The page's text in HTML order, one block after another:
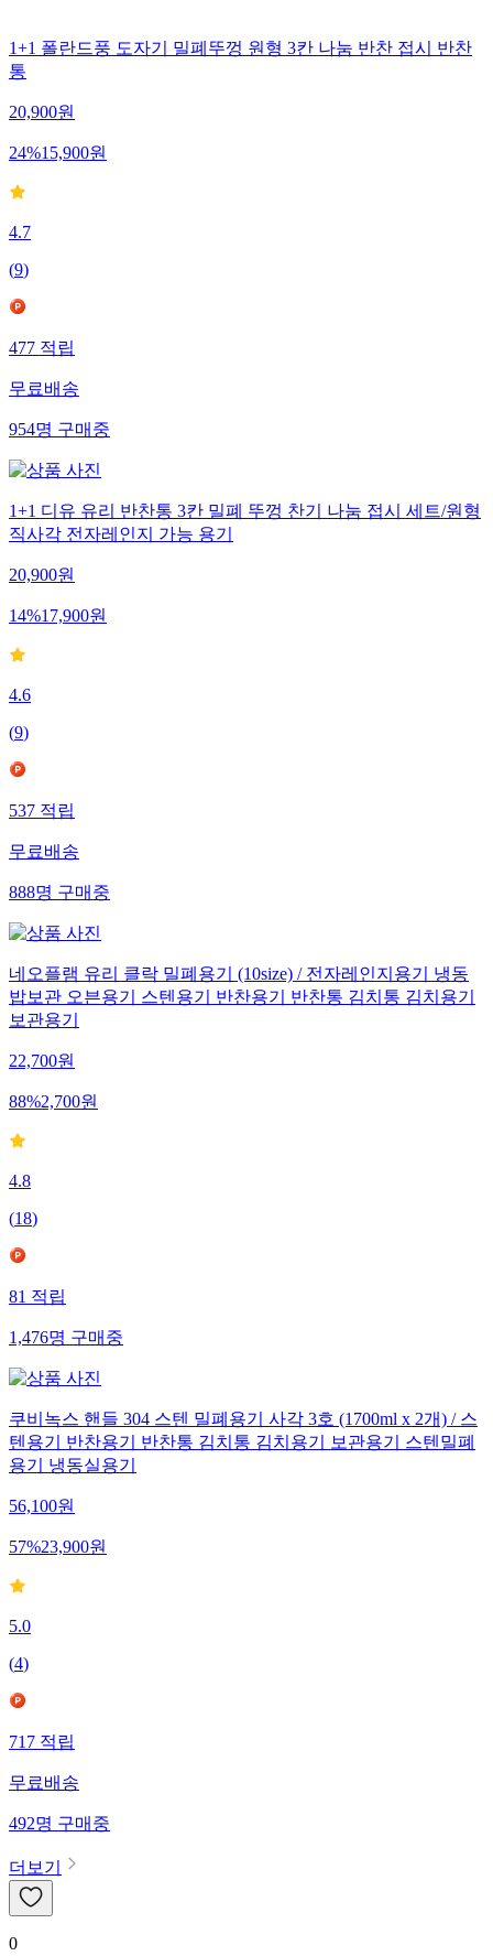
1+1 폴란드풍 도자기 밀폐뚜껑 원형 3칸 나눔 반찬 접시 반찬
통
20,900원
24%15,900원
4.7
(9)
477적립
무료배송
954명구매중
1+1 디유 유리 반찬통 3칸 밀폐 뚜껑 찬기 나눔 접시 세트/원형
직사각 전자레인지 가능 용기
20,900원
14%17,900원
4.6
(9)
537적립
무료배송
888명구매중
네오플램 유리 클락 밀폐용기 (10size) / 전자레인지용기 냉동
밥보관 오븐용기 스텐용기 반찬용기 반찬통 김치통 김치용기
보관용기
22,700원
88%2,700원
4.8
(18)
81적립
1,476명구매중
쿠비녹스 핸들 304 스텐 밀폐용기 사각 3호 (1700ml x 2개) / 스
텐용기 반찬용기 반찬통 김치통 김치용기 보관용기 스텐밀폐
용기 냉동실용기
56,100원
57%23,900원
5.0
(4)
717적립
무료배송
492명구매중
더보기
0